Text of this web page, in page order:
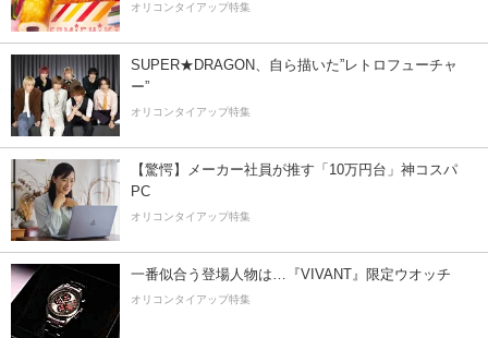
オリコンタイアップ特集
SUPER★DRAGON、自ら描いた”レトロフューチャ
ー”
オリコンタイアップ特集
【驚愕】メーカー社員が推す「10万円台」神コスパ
PC
オリコンタイアップ特集
一番似合う登場人物は…『VIVANT』限定ウオッチ
オリコンタイアップ特集